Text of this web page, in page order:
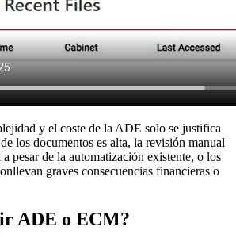
y el coste de la ADE solo se justifica
los documentos es alta, la revisión manual
pesar de la automatización existente, o los
graves consecuencias financieras o
ADE o ECM?